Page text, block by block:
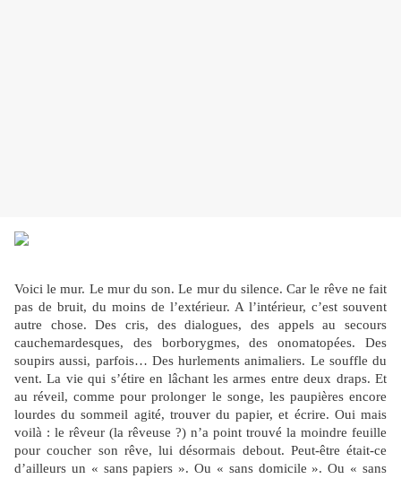
Voici le mur. Le mur du son. Le mur du silence. Car le rêve ne fait
pas de bruit, du moins de l’extérieur. A l’intérieur, c’est souvent
autre chose. Des cris, des dialogues, des appels au secours
cauchemardesques, des borborygmes, des onomatopées. Des
soupirs aussi, parfois… Des hurlements animaliers. Le souffle du
vent. La vie qui s’étire en lâchant les armes entre deux draps. Et
au réveil, comme pour prolonger le songe, les paupières encore
lourdes du sommeil agité, trouver du papier, et écrire. Oui mais
voilà : le rêveur (la rêveuse ?) n’a point trouvé la moindre feuille
pour coucher son rêve, lui désormais debout. Peut-être était-ce
d’ailleurs un « sans papiers ». Ou « sans domicile ». Ou « sans